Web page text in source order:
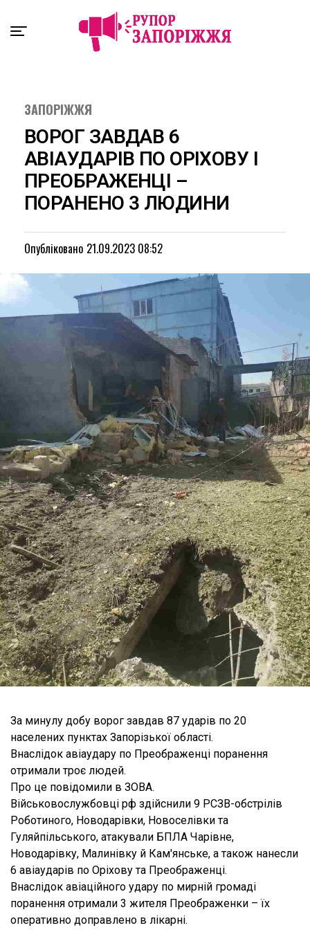
ЗАПОРІЖЖЯ
ВОРОГ ЗАВДАВ 6
АВІАУДАРІВ ПО ОРІХОВУ І
ПРЕОБРАЖЕНЦІ –
ПОРАНЕНО 3 ЛЮДИНИ
Опубліковано 21.09.2023 08:52
За минулу добу ворог завдав 87 ударів по 20
населених пунктах Запорізької області.
Внаслідок авіаудару по Преображенці поранення
отримали троє людей.
Про це повідомили в ЗОВА.
Військовослужбовці рф здійснили 9 РСЗВ-обстрілів
Роботиного, Новодарівки, Новоселівки та
Гуляйпільського, атакували БПЛА Чарівне,
Новодарівку, Малинівку й Кам'янське, а також нанесли
6 авіаударів по Оріхову та Преображенці.
Внаслідок авіаційного удару по мирній громаді
поранення отримали 3 жителя Преображенки – їх
оперативно доправлено в лікарні.
Exit mobile version